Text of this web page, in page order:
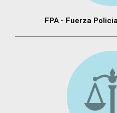
FPA - Fuerza